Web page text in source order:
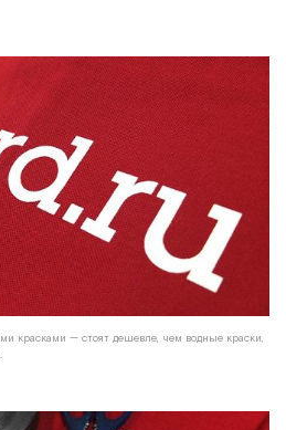
красками — стоят дешевле, чем водные краски,